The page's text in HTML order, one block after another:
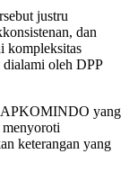
justru
dan
kompleksitas
dialami oleh DPP
APKOMINDO yang
menyoroti
keterangan yang